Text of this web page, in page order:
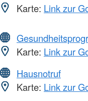
Karte: Link zur
Karte: Link zur
Hausnotruf
Karte: Link zur